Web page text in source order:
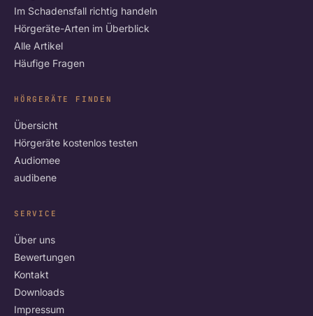
Im Schadensfall richtig handeln
Hörgeräte-Arten im Überblick
Alle Artikel
Häufige Fragen
HÖRGERÄTE FINDEN
Übersicht
Hörgeräte kostenlos testen
Audiomee
audibene
SERVICE
Über uns
Bewertungen
Kontakt
Downloads
Impressum